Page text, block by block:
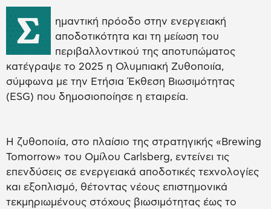
Σ
ημαντική πρόοδο στην ενεργειακή
αποδοτικότητα και τη μείωση του
περιβαλλοντικού της αποτυπώματος
κατέγραψε το 2025 η Ολυμπιακή Ζυθοποιία,
σύμφωνα με την Ετήσια Έκθεση Βιωσιμότητας
(ESG) που δημοσιοποίησε η εταιρεία.
Η ζυθοποιία, στο πλαίσιο της στρατηγικής «Brewing
Tomorrow» του Ομίλου Carlsberg, εντείνει τις
επενδύσεις σε ενεργειακά αποδοτικές τεχνολογίες
και εξοπλισμό, θέτοντας νέους επιστημονικά
τεκμηριωμένους στόχους βιωσιμότητας έως το